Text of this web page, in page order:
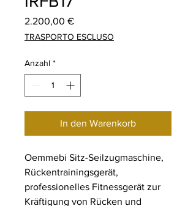
2.200,00 €Preis
TRASPORTO ESCLUSO
Anzahl *
In den Warenkorb
Oemmebi Sitz-Seilzugmaschine,
Rückentrainingsgerät,
professionelles Fitnessgerät zur
Kräftigung von Rücken und